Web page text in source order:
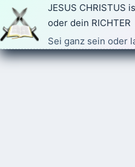
Zum
Inhalt
springen
JESUS CHRISTUS
oder dein RICHTER
Sei ganz sein oder